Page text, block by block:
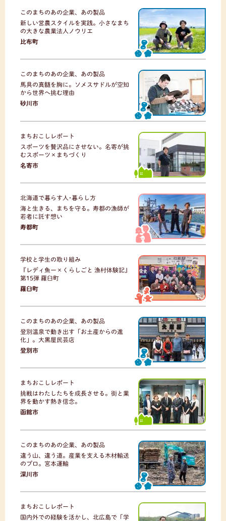
このまちのあの企業、あの製品
新しい営農スタイルを実践。小さなまち
の大きな農業法人ノウリエ
比布町
このまちのあの企業、あの製品
馬具の真髄を胸に。ソメスサドルが空知
から世界へ挑む理由
砂川市
まちおこしレポート
スポーツを贅沢品にさせない。名寄が挑
むスポーツ×まちづくり
名寄市
北海道で暮らす人･暮らし方
海と生きる、まちを守る。寿都の漁師が
若者に託す想い
寿都町
学校と学生の取り組み
『レディ魚ー×くらしごと 漁村体験記』
第15弾 羅臼町
羅臼町
このまちのあの企業、あの製品
登別温泉で動き出す「お土産からの進
化」。大黒屋民芸店
登別市
まちおこしレポート
挑戦はわたしたちを成長させる。街と業
界を動かす熱き信念。
函館市
このまちのあの企業、あの製品
違う山、違う道。産業を支える木材輸送
のプロ。宮本運輸
深川市
まちおこしレポート
国内外での経験を活かし、北広島で「学